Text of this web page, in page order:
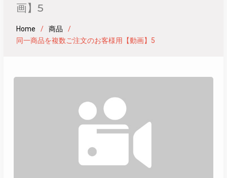
画】5
Home
商品
同一商品を複数ご注文のお客様用【動画】5